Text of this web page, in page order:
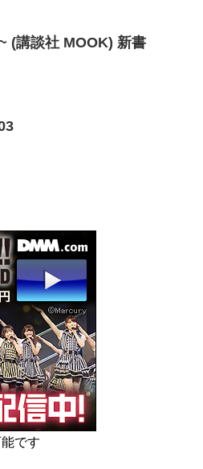
(講談社 MOOK) 新書
です